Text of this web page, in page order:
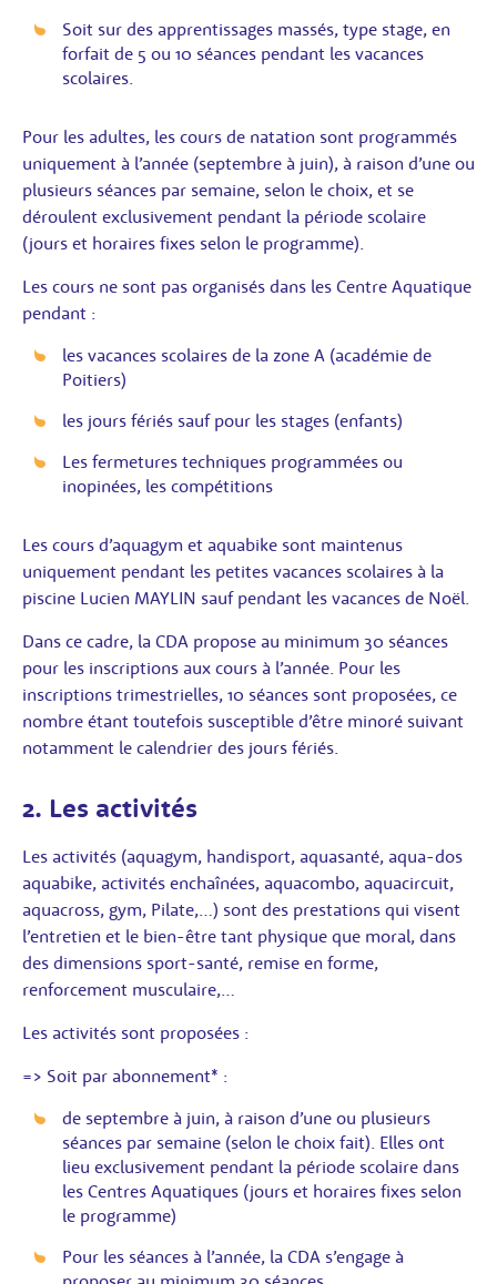
Soit sur des apprentissages massés, type stage, en
forfait de 5 ou 10 séances pendant les vacances
scolaires.
Pour les adultes, les cours de natation sont programmés
uniquement à l’année (septembre à juin), à raison d’une ou
plusieurs séances par semaine, selon le choix, et se
déroulent exclusivement pendant la période scolaire
(jours et horaires fixes selon le programme).
Les cours ne sont pas organisés dans les Centre Aquatique
pendant :
les vacances scolaires de la zone A (académie de
Poitiers)
les jours fériés sauf pour les stages (enfants)
Les fermetures techniques programmées ou
inopinées, les compétitions
Les cours d’aquagym et aquabike sont maintenus
uniquement pendant les petites vacances scolaires à la
piscine Lucien MAYLIN sauf pendant les vacances de Noël.
Dans ce cadre, la CDA propose au minimum 30 séances
pour les inscriptions aux cours à l’année. Pour les
inscriptions trimestrielles, 10 séances sont proposées, ce
nombre étant toutefois susceptible d’être minoré suivant
notamment le calendrier des jours fériés.
2. Les activités
Les activités (aquagym, handisport, aquasanté, aqua-dos
aquabike, activités enchaînées, aquacombo, aquacircuit,
aquacross, gym, Pilate,…) sont des prestations qui visent
l’entretien et le bien-être tant physique que moral, dans
des dimensions sport-santé, remise en forme,
renforcement musculaire,…
Les activités sont proposées :
=> Soit par abonnement* :
de septembre à juin, à raison d’une ou plusieurs
séances par semaine (selon le choix fait). Elles ont
lieu exclusivement pendant la période scolaire dans
les Centres Aquatiques (jours et horaires fixes selon
le programme)
Pour les séances à l’année, la CDA s’engage à